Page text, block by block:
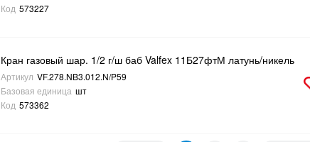
Код 573227
Кран газовый шар. 1/2 г/ш баб Valfex 11Б27фтМ латунь/никель
Артикул VF.278.NB3.012.N/P59
Базовая единица шт
Код 573362